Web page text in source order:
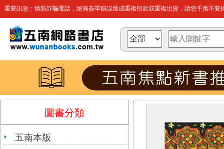
重要訊息：慎防詐騙電話，絕無簽單錯誤造成重複扣款或重複出貨，請您千萬不要
圖書分類
五南本版